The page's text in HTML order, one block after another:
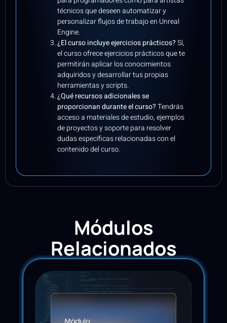
técnicos que deseen automatizar y
personalizar flujos de trabajo en Unreal
Engine.
¿El curso incluye ejercicios prácticos?Sí,
el curso ofrece ejercicios prácticos que te
permitirán aplicar los conocimientos
adquiridos y desarrollar tus propias
herramientas y scripts.
¿Qué recursos adicionales se
proporcionan durante el curso?Tendrás
acceso a materiales de estudio, ejemplos
de proyectos y soporte para resolver
dudas específicas relacionadas con el
contenido del curso.
Módulos
Relacionados